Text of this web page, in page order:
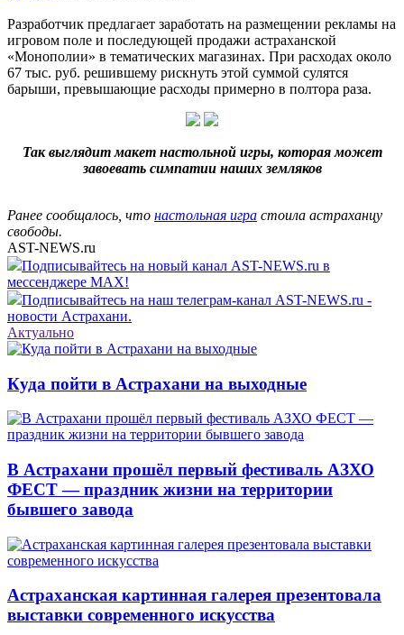
Разработчик предлагает заработать на размещении рекламы на
игровом поле и последующей продажи астраханской
«Монополии» в тематических магазинах. При расходах около
67 тыс. руб. решившему рискнуть этой суммой сулятся
барыши, превышающие расходы примерно в полтора раза.
Так выглядит макет настольной игры, которая может
завоевать симпатии наших земляков
Ранее сообщалось, что настольная игра стоила астраханцу
свободы.
AST-NEWS.ru
Подписывайтесь на новый канал AST-NEWS.ru в
мессенджере MAX!
Подписывайтесь на наш телеграм-канал AST-NEWS.ru -
новости Астрахани.
Актуально
Куда пойти в Астрахани на выходные
В Астрахани прошёл первый фестиваль АЗХО
ФЕСТ — праздник жизни на территории
бывшего завода
Астраханская картинная галерея презентовала
выставки современного искусства